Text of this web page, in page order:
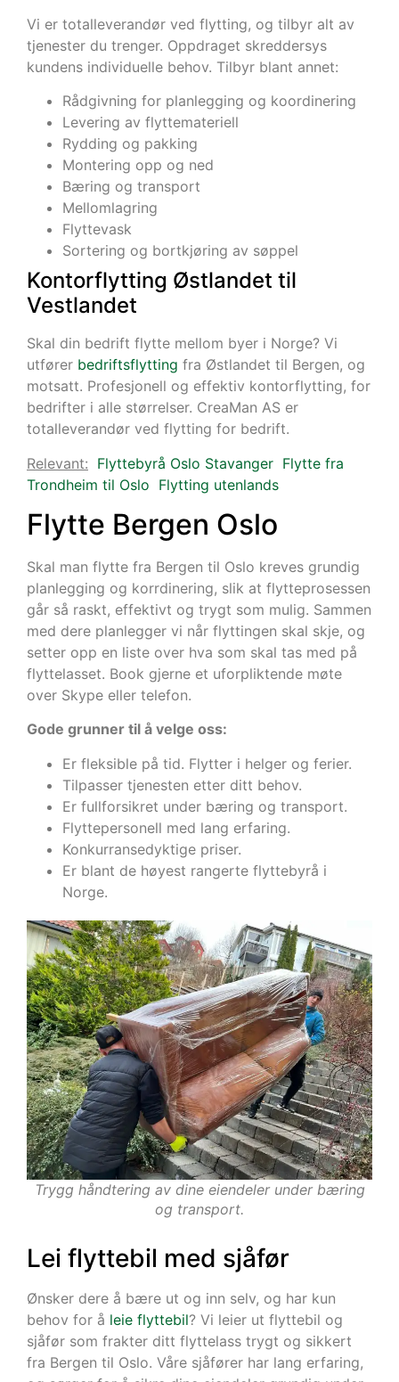
Vi er totalleverandør ved flytting, og tilbyr alt av
tjenester du trenger. Oppdraget skreddersys
kundens individuelle behov. Tilbyr blant annet:
Rådgivning for planlegging og koordinering
Levering av flyttemateriell
Rydding og pakking
Montering opp og ned
Bæring og transport
Mellomlagring
Flyttevask
Sortering og bortkjøring av søppel
Kontorflytting Østlandet til
Vestlandet
Skal din bedrift flytte mellom byer i Norge? Vi
utfører bedriftsflytting fra Østlandet til Bergen, og
motsatt. Profesjonell og effektiv kontorflytting, for
bedrifter i alle størrelser. CreaMan AS er
totalleverandør ved flytting for bedrift.
Relevant: Flyttebyrå Oslo Stavanger Flytte fra
Trondheim til Oslo Flytting utenlands
Flytte Bergen Oslo
Skal man flytte fra Bergen til Oslo kreves grundig
planlegging og korrdinering, slik at flytteprosessen
går så raskt, effektivt og trygt som mulig. Sammen
med dere planlegger vi når flyttingen skal skje, og
setter opp en liste over hva som skal tas med på
flyttelasset. Book gjerne et uforpliktende møte
over Skype eller telefon.
Gode grunner til å velge oss:
Er fleksible på tid. Flytter i helger og ferier.
Tilpasser tjenesten etter ditt behov.
Er fullforsikret under bæring og transport.
Flyttepersonell med lang erfaring.
Konkurransedyktige priser.
Er blant de høyest rangerte flyttebyrå i
Norge.
Trygg håndtering av dine eiendeler under bæring
og transport.
Lei flyttebil med sjåfør
Ønsker dere å bære ut og inn selv, og har kun
behov for å leie flyttebil? Vi leier ut flyttebil og
sjåfør som frakter ditt flyttelass trygt og sikkert
fra Bergen til Oslo. Våre sjåfører har lang erfaring,